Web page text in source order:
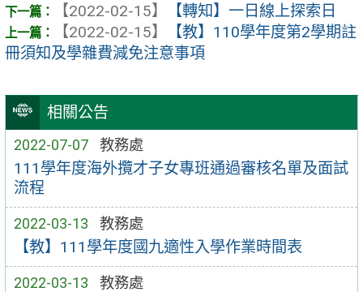
相關公告
2022-07-07 教務處
111學年度海外攬才子女專班通過審核名單及面試
流程
2022-03-13 教務處
【教】111學年度國九適性入學作業時間表
2022-03-13 教務處
【2022-02-15】
【轉知】一日線上探索日
【2022-02-15】
【教】110學年度第2學期註
冊須知及學雜費減免注意事項